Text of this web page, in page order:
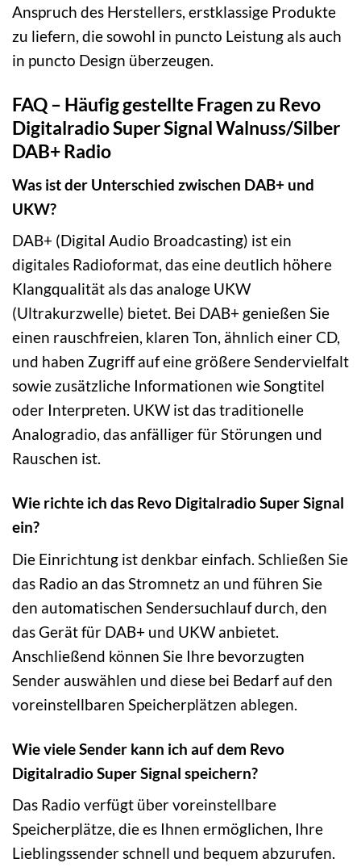
Anspruch des Herstellers, erstklassige Produkte
zu liefern, die sowohl in puncto Leistung als auch
in puncto Design überzeugen.
FAQ – Häufig gestellte Fragen zu Revo
Digitalradio Super Signal Walnuss/Silber
DAB+ Radio
Was ist der Unterschied zwischen DAB+ und
UKW?
DAB+ (Digital Audio Broadcasting) ist ein
digitales Radioformat, das eine deutlich höhere
Klangqualität als das analoge UKW
(Ultrakurzwelle) bietet. Bei DAB+ genießen Sie
einen rauschfreien, klaren Ton, ähnlich einer CD,
und haben Zugriff auf eine größere Sendervielfalt
sowie zusätzliche Informationen wie Songtitel
oder Interpreten. UKW ist das traditionelle
Analogradio, das anfälliger für Störungen und
Rauschen ist.
Wie richte ich das Revo Digitalradio Super Signal
ein?
Die Einrichtung ist denkbar einfach. Schließen Sie
das Radio an das Stromnetz an und führen Sie
den automatischen Sendersuchlauf durch, den
das Gerät für DAB+ und UKW anbietet.
Anschließend können Sie Ihre bevorzugten
Sender auswählen und diese bei Bedarf auf den
voreinstellbaren Speicherplätzen ablegen.
Wie viele Sender kann ich auf dem Revo
Digitalradio Super Signal speichern?
Das Radio verfügt über voreinstellbare
Speicherplätze, die es Ihnen ermöglichen, Ihre
Lieblingssender schnell und bequem abzurufen.